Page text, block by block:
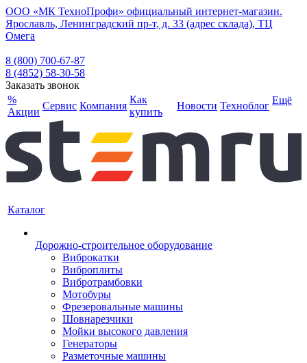
ООО «МК ТехноПрофи» официальный интернет-магазин.
Ярославль, Ленинградский пр-т, д. 33 (адрес склада), ТЦ
Омега
8 (800) 700-67-87
8 (4852) 58-30-58
Заказать звонок
%
Акции
Сервис Компания
Как
купить
Новости Техноблог Ещё
Каталог
Дорожно-строительное оборудование
Виброкатки
Виброплиты
Вибротрамбовки
Мотобуры
Фрезеровальные машины
Шовнарезчики
Мойки высокого давления
Генераторы
Разметочные машины